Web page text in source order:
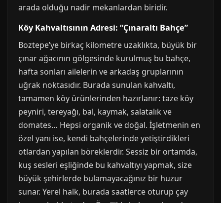
arada olduğu nadir mekanlardan biridir.
Köy Kahvaltısının Adresi: “Çınaraltı Bahçe”
Boztepe’ye birkaç kilometre uzaklıkta, büyük bir
çınar ağacının gölgesinde kurulmuş bu bahçe,
hafta sonları ailelerin ve arkadaş gruplarının
uğrak noktasıdır. Burada sunulan kahvaltı,
tamamen köy ürünlerinden hazırlanır: taze köy
peyniri, tereyağı, bal, kaymak, salatalık ve
domates… Hepsi organik ve doğal. İşletmenin en
özel yanı ise, kendi bahçelerinde yetiştirdikleri
otlardan yapılan böreklerdir. Sessiz bir ortamda,
kuş sesleri eşliğinde bu kahvaltıyı yapmak, size
büyük şehirlerde bulamayacağınız bir huzur
sunar. Yerel halk, burada saatlerce oturup çay